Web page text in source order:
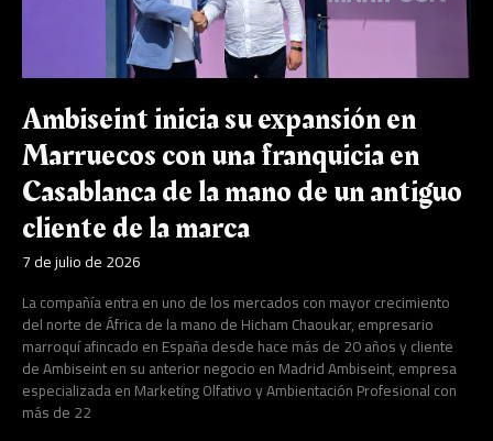
Ambiseint inicia su expansión en
Marruecos con una franquicia en
Casablanca de la mano de un antiguo
cliente de la marca
7 de julio de 2026
La compañía entra en uno de los mercados con mayor crecimiento
del norte de África de la mano de Hicham Chaoukar, empresario
marroquí afincado en España desde hace más de 20 años y cliente
de Ambiseint en su anterior negocio en Madrid Ambiseint, empresa
especializada en Marketing Olfativo y Ambientación Profesional con
más de 22
de
mano
de
un
antiguo
cliente
de
la
marca